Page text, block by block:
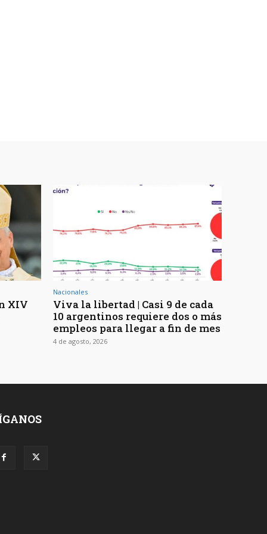
XIV
Nacionales
Viva la libertad | Casi 9 de cada
10 argentinos requiere dos o más
empleos para llegar a fin de mes
4 de agosto, 2026